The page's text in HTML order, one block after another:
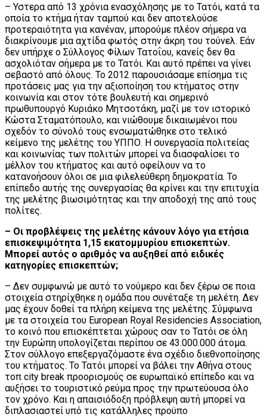
– Υστερα από 13 χρόνια ενασχόλησης με το Τατόι, κατά τα
οποία το κτήμα ήταν ταμπού και δεν αποτελούσε
προτεραιότητα για κανέναν, μπορούμε πλέον σήμερα να
διακρίνουμε μια αχτίδα φωτός στην άκρη του τούνελ. Εάν
δεν υπήρχε ο Σύλλογος Φίλων Τατοΐου, κανείς δεν θα
ασχολιόταν σήμερα με το Τατόι. Και αυτό πρέπει να γίνει
σεβαστό από όλους. Το 2012 παρουσιάσαμε επίσημα τις
προτάσεις μας για την αξιοποίηση του κτήματος στην
κοινωνία και στον τότε βουλευτή και σημερινό
πρωθυπουργό Κυριάκο Μητσοτάκη, μαζί με τον ιστορικό
Κώστα Σταματόπουλο, και νιώθουμε δικαιωμένοι που
σχεδόν το σύνολό τους ενσωματώθηκε στο τελικό
κείμενο της μελέτης του ΥΠΠΟ. Η συνεργασία πολιτείας
και κοινωνίας των πολιτών μπορεί να διασφαλίσει το
μέλλον του κτήματος και αυτό οφείλουν να το
κατανοήσουν όλοι σε μια φιλελεύθερη δημοκρατία. Το
επίπεδο αυτής της συνεργασίας θα κρίνει και την επιτυχία
της μελέτης βιωσιμότητας και την αποδοχή της από τους
πολίτες.
– Οι προβλέψεις της μελέτης κάνουν λόγο για ετήσια
επισκεψιμότητα 1,15 εκατομμυρίου επισκεπτών.
Mπορεί αυτός ο αριθμός να αυξηθεί από ειδικές
κατηγορίες επισκεπτών;
– Δεν συμφωνώ με αυτό το νούμερο και δεν ξέρω σε ποια
στοιχεία στηρίχθηκε η ομάδα που συνέταξε τη μελέτη. Δεν
μας έχουν δοθεί τα πλήρη κείμενα της μελέτης. Σύμφωνα
με τα στοιχεία του European Royal Residencies Association,
το κοινό που επισκέπτεται χώρους σαν το Τατόι σε όλη
την Ευρώπη υπολογίζεται περίπου σε 43.000.000 άτομα.
Στον σύλλογο επεξεργαζόμαστε ένα σχέδιο διεθνοποίησης
του κτήματος. Το Τατόι μπορεί να βάλει την Αθήνα στους
τοπ city break προορισμούς σε ευρωπαϊκό επίπεδο και να
αυξήσει το τουριστικό ρεύμα προς την πρωτεύουσα όλο
τον χρόνο. Και η απαισιόδοξη πρόβλεψη αυτή μπορεί να
διπλασιαστεί υπό τις κατάλληλες προϋπο